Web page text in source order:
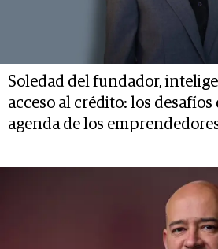
Soledad del fundador,
acceso al crédito: los
agenda de los